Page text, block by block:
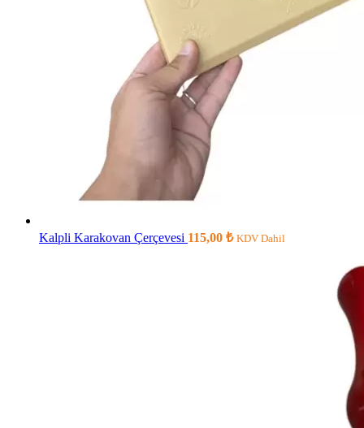
Kalpli Karakovan Çerçevesi 115,00 ₺ KDV Dahil